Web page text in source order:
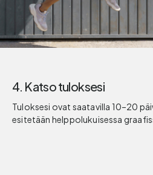
4. Katso tuloksesi
Tuloksesi ovat saatavilla 10–20
esitetään helppolukuisessa